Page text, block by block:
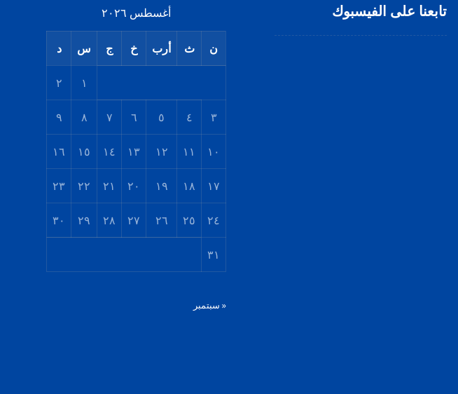
تابعنا على الفيسبوك أغسطس ٢٠٢٦
ن ث أرب خ ج س د
١ ٢
٣ ٤ ٥ ٦ ٧ ٨ ٩
١٠ ١١ ١٢ ١٣ ١٤ ١٥ ١٦
١٧ ١٨ ١٩ ٢٠ ٢١ ٢٢ ٢٣
٢٤ ٢٥ ٢٦ ٢٧ ٢٨ ٢٩ ٣٠
٣١
« سبتمبر